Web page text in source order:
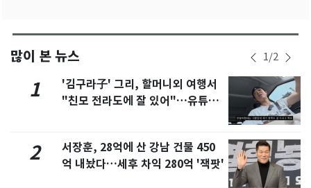
많이 본 뉴스 1/2
1
'김구라子' 그리, 할머니외 여행서
"친모 전라도에 잘 있어"…유튜브
2
서장훈, 28억에 산 강남 건물 450
억 내놨다…세후 차익 280억 '잭팟'